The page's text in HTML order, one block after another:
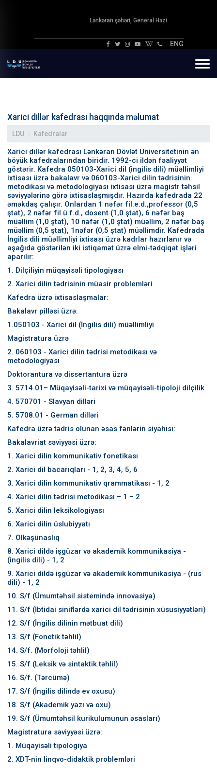
Lənkəran şəhəri, General Həzi
ENG
Xarici dillər kafedrası haqqında məlumat
LDU Kafedralar
Xarici dillər kafedrası Lənkəran Dövlət Universitetinin ən
böyük kafedralarından biridir. 1992-ci ildən fəaliyyət
göstərir. Kafedra 050103-Xarici dil (ingilis dili) müəllimliyi
ixtisası üzrə bakalavr və 060103-Xarici dilin tədrisinin
metodikası və metodologiyası ixtisası üzrə magistr təhsil
səviyyələrinə görə ixtisaslaşmışdır. Hazırda kafedrada 22
əməkdaş çalışır. Onlardan 1 nəfər fil.e.d.,professor (0,5
ştat), 2 nəfər fil.ü.f.d., dosent (1,0 ştat), 6 nəfər baş
müəllim (1,0 ştat), 10 nəfər (1,0 ştat) müəllim, 2 nəfər baş
müəllim (0,5 ştat), 1nəfər (0,5 ştat) müəllimdir. Kafedrada
İngilis dili müəllimliyi ixtisası üzrə kadrlar hazırlanır və
aşağıda göstərilən iki istiqamət üzrə elmi-tədqiqat işləri
aparılır:
1. Dilçiliyin müqayisəli tipologiyası
2. Xarici dilin tədrisinin müasir problemləri
Kafedra üzrə ixtisaslaşmalar:
Bakalavr pilləsi üzrə:
1.050103 - Xarici dil (İngilis dili) müəllimliyi
Magistratura üzrə
2. 060103 - Xarici dilin tədrisi metodikası və
metodologiyası
Doktorantura və dissertantura üzrə
3. 5714.01– Müqayisəli-tarixi və müqayisəli-tipoloji dilçilik
4. 570701 - Slavyan dilləri
5. 5708.01 - German dilləri
Kafedra üzrə tədris olunan əsas fənlərin siyahısı:
Bakalavriat səviyyəsi üzrə:
1. Xarici dilin kommunikativ fonetikası
2. Xarici dil bacarıqları - 1, 2, 3, 4, 5, 6
3. Xarici dilin kommunikativ qrammatikası - 1, 2
4. Xarici dilin tədrisi metodikası – 1 – 2
5. Xarici dilin leksikologiyası
6. Xarici dilin üslubiyyatı
7. Ölkəşünaslıq
8. Xarici dildə işgüzar və akademik kommunikasiya -
(ingilis dili) - 1, 2
9. Xarici dildə işgüzar və akademik kommunikasiya - (rus
dili) - 1, 2
10. S/f (Ümumtəhsil sistemində innovasiya)
11. S/f (İbtidai siniflərdə xarici dil tədrisinin xüsusiyyətləri)
12. S/f (İngilis dilinin mətbuat dili)
13. S/f (Fonetik təhlil)
14. S/f. (Morfoloji təhlil)
15. S/f (Leksik və sintaktik təhlil)
16. S/f. (Tərcümə)
17. S/f (İngilis dilində ev oxusu)
18. S/f (Akademik yazı və oxu)
19. S/f (Ümumtəhsil kurikulumunun əsasları)
Magistratura səviyyəsi üzrə:
1. Müqayisəli tipologiya
2. XDT-nin linqvo-didaktik problemləri